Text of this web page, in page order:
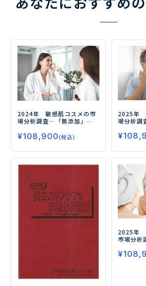
2024年 敏感肌コスメの市
場分析調査―「無添加」
スメ」の 3つの潮流で市場は
競争激化―
¥108,900(税込)
2025年
場分析調
押しー
¥
2025年
市場分析
新潮流ー
¥